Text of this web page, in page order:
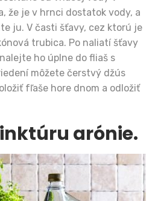
že je v hrnci dostatok vody, a
ju. V časti šťavy, cez ktorú je
trubica. Po naliatí šťavy
ho úplne do fliaš s
môžete čerstvý džús
fľaše hore dnom a odložiť
arónie.